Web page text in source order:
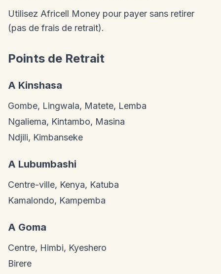
Utilisez Africell Money pour payer sans retirer
(pas de frais de retrait).
Points de Retrait
A Kinshasa
Gombe, Lingwala, Matete, Lemba
Ngaliema, Kintambo, Masina
Ndjili, Kimbanseke
A Lubumbashi
Centre-ville, Kenya, Katuba
Kamalondo, Kampemba
A Goma
Centre, Himbi, Kyeshero
Birere